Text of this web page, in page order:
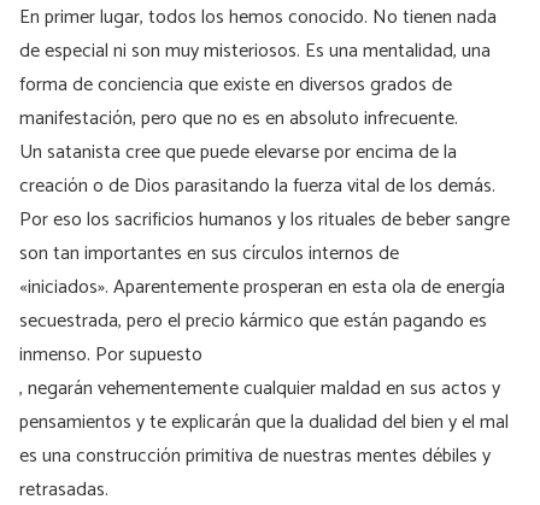
En primer lugar, todos los hemos conocido. No tienen nada
de especial ni son muy misteriosos. Es una mentalidad, una
forma de conciencia que existe en diversos grados de
manifestación, pero que no es en absoluto infrecuente.
Un satanista cree que puede elevarse por encima de la
creación o de Dios parasitando la fuerza vital de los demás.
Por eso los sacrificios humanos y los rituales de beber sangre
son tan importantes en sus círculos internos de
«iniciados». Aparentemente prosperan en esta ola de energía
secuestrada, pero el precio kármico que están pagando es
inmenso. Por supuesto
, negarán vehementemente cualquier maldad en sus actos y
pensamientos y te explicarán que la dualidad del bien y el mal
es una construcción primitiva de nuestras mentes débiles y
retrasadas.